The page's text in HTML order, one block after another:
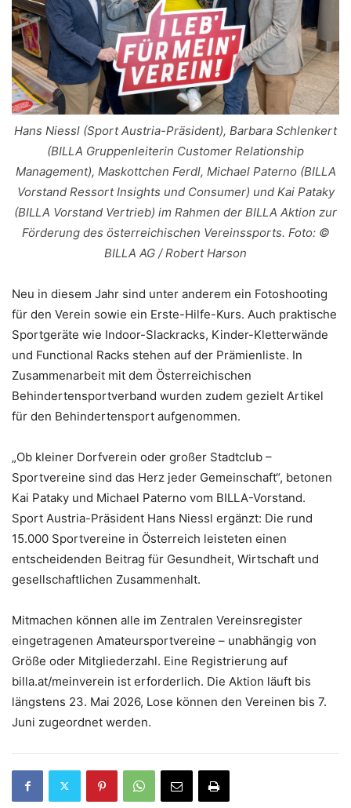
Hans Niessl (Sport Austria-Präsident), Barbara Schlenkert
(BILLA Gruppenleiterin Customer Relationship
Management), Maskottchen Ferdl, Michael Paterno (BILLA
Vorstand Ressort Insights und Consumer) und Kai Pataky
(BILLA Vorstand Vertrieb) im Rahmen der BILLA Aktion zur
Förderung des österreichischen Vereinssports. Foto: ©
BILLA AG / Robert Harson
Neu in diesem Jahr sind unter anderem ein Fotoshooting
für den Verein sowie ein Erste-Hilfe-Kurs. Auch praktische
Sportgeräte wie Indoor-Slackracks, Kinder-Kletterwände
und Functional Racks stehen auf der Prämienliste. In
Zusammenarbeit mit dem Österreichischen
Behindertensportverband wurden zudem gezielt Artikel
für den Behindertensport aufgenommen.
„Ob kleiner Dorfverein oder großer Stadtclub –
Sportvereine sind das Herz jeder Gemeinschaft“, betonen
Kai Pataky und Michael Paterno vom BILLA-Vorstand.
Sport Austria-Präsident Hans Niessl ergänzt: Die rund
15.000 Sportvereine in Österreich leisteten einen
entscheidenden Beitrag für Gesundheit, Wirtschaft und
gesellschaftlichen Zusammenhalt.
Mitmachen können alle im Zentralen Vereinsregister
eingetragenen Amateursportvereine – unabhängig von
Größe oder Mitgliederzahl. Eine Registrierung auf
billa.at/meinverein ist erforderlich. Die Aktion läuft bis
längstens 23. Mai 2026, Lose können den Vereinen bis 7.
Juni zugeordnet werden.